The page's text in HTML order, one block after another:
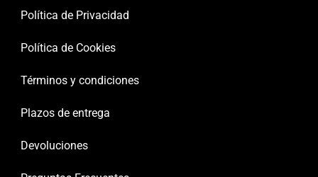
Política de Privacidad
Política de Cookies
Términos y condiciones
Plazos de entrega
Devoluciones